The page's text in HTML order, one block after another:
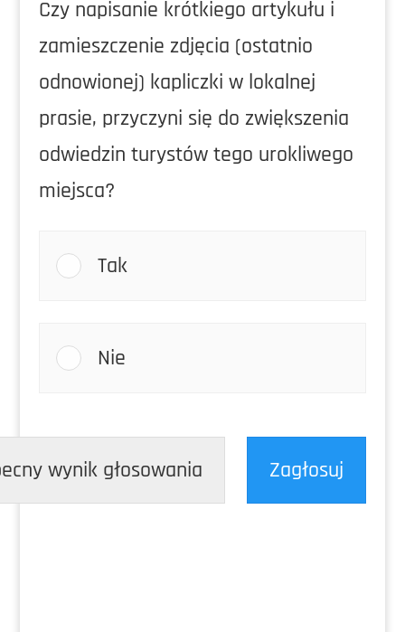
Czy napisanie krótkiego artykułu i
zamieszczenie zdjęcia (ostatnio
odnowionej) kapliczki w lokalnej
prasie, przyczyni się do zwiększenia
odwiedzin turystów tego urokliwego
miejsca?
Tak
Nie
wynik głosowania Zagłosuj